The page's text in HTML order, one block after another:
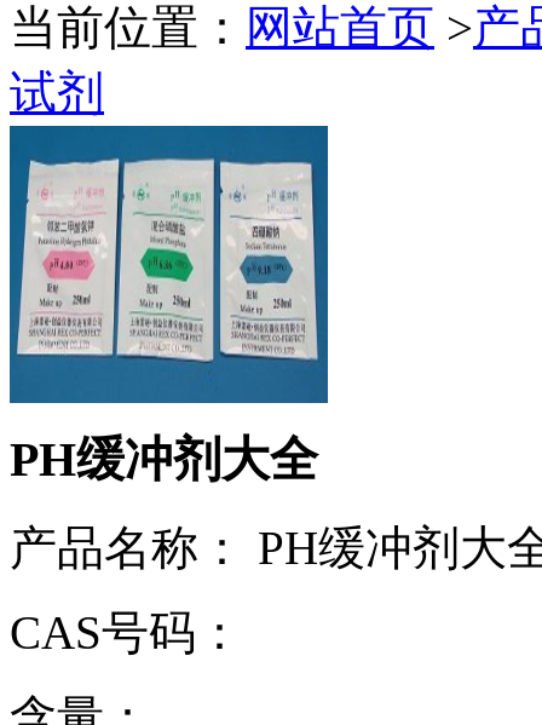
当前位置： 网站首页 >产
试剂
PH缓冲剂大全
产品名称： PH缓冲剂大
CAS号码：